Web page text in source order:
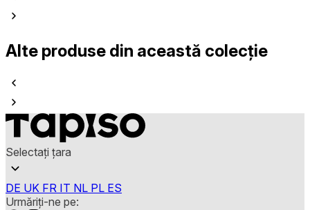
Alte produse din această colecție
Selectați țara
DE UK FR IT NL PL ES
Urmăriți-ne pe: